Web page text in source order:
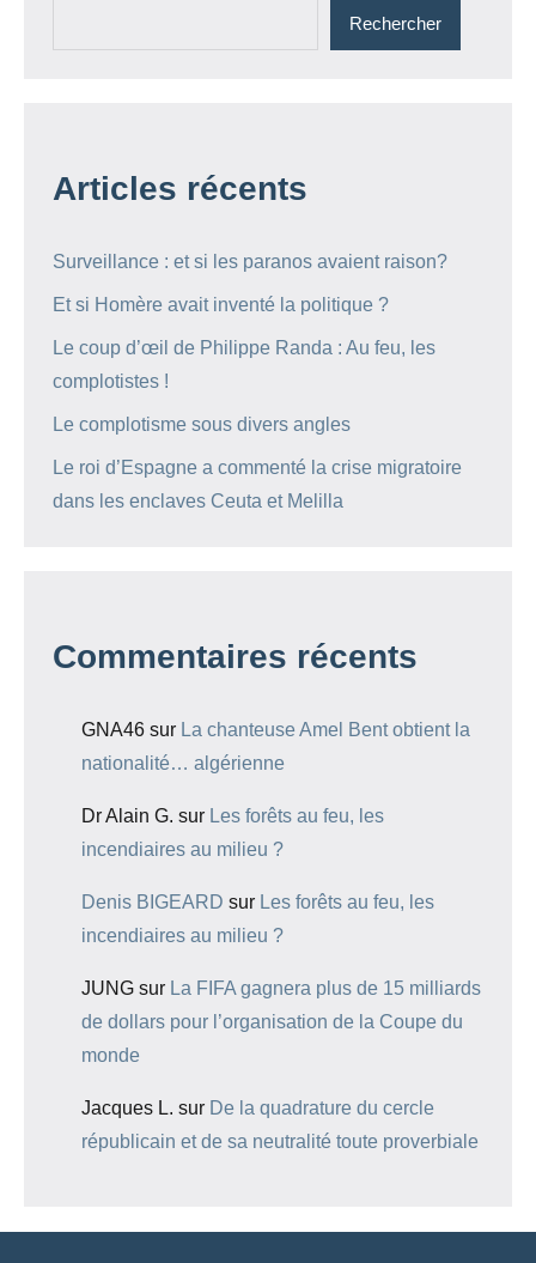
Rechercher
Articles récents
Surveillance : et si les paranos avaient raison?
Et si Homère avait inventé la politique ?
Le coup d’œil de Philippe Randa : Au feu, les
complotistes !
Le complotisme sous divers angles
Le roi d’Espagne a commenté la crise migratoire
dans les enclaves Ceuta et Melilla
Commentaires récents
GNA46 sur La chanteuse Amel Bent obtient la
nationalité… algérienne
Dr Alain G. sur Les forêts au feu, les
incendiaires au milieu ?
Denis BIGEARD sur Les forêts au feu, les
incendiaires au milieu ?
JUNG sur La FIFA gagnera plus de 15 milliards
de dollars pour l’organisation de la Coupe du
monde
Jacques L. sur De la quadrature du cercle
républicain et de sa neutralité toute proverbiale